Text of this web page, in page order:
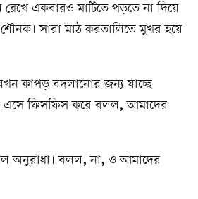
রেখে একবারও মাটিতে পড়তে না দিয়ে
সারা মাঠ করতালিতে মুখর হয়ে
কাপড় বদলানোর জন্য যাচ্ছে
ফিসফিস করে বলল,আমাদের
অনুরাধা। বলল,না, ও আমাদের